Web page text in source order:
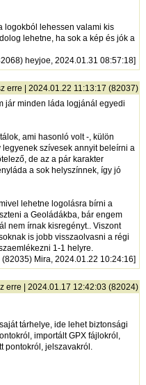
logokból lehessen valami kis
lehetne, ha sok a kép és jók a
heyjoe, 2024.01.31 08:57:18]
erre | 2024.01.22 11:13:17 (82037)
jár minden láda logjánál egyedi
ami hasonló volt -, külön
szívesek annyit beleírni a
de az a pár karakter
a sok helyszínnek, így jó
lehetne logolásra bírni a
a Geoládákba, bár engem
nem írnak kisregényt.. Viszont
is jobb visszaolvasni a régi
1-1 helyre.
(82035) Mira, 2024.01.22 10:24:16]
erre | 2024.01.17 12:42:03 (82024)
tárhelye, ide lehet biztonsági
importált GPX fájlokról,
pontokról, jelszavakról.